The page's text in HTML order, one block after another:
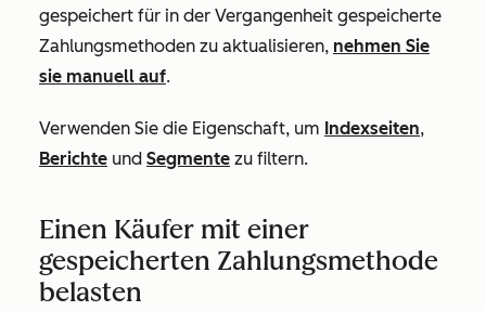
gespeichert für in der Vergangenheit gespeicherte
Zahlungsmethoden zu aktualisieren, nehmen Sie
sie manuell auf.
Verwenden Sie die Eigenschaft, um Indexseiten,
Berichte und Segmente zu filtern.
Einen Käufer mit einer
gespeicherten Zahlungsmethode
belasten